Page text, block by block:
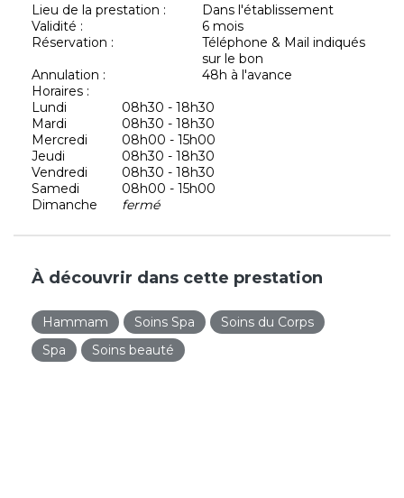
Lieu de la prestation :
Dans l'établissement
Validité :
6 mois
Réservation :
Téléphone & Mail indiqués
sur le bon
Annulation :
48h à l'avance
Horaires :
Lundi
08h30 - 18h30
Mardi
08h30 - 18h30
Mercredi
08h00 - 15h00
Jeudi
08h30 - 18h30
Vendredi
08h30 - 18h30
Samedi
08h00 - 15h00
Dimanche
fermé
À découvrir dans cette prestation
Hammam Soins Spa
Soins du Corps
Spa
Soins beauté